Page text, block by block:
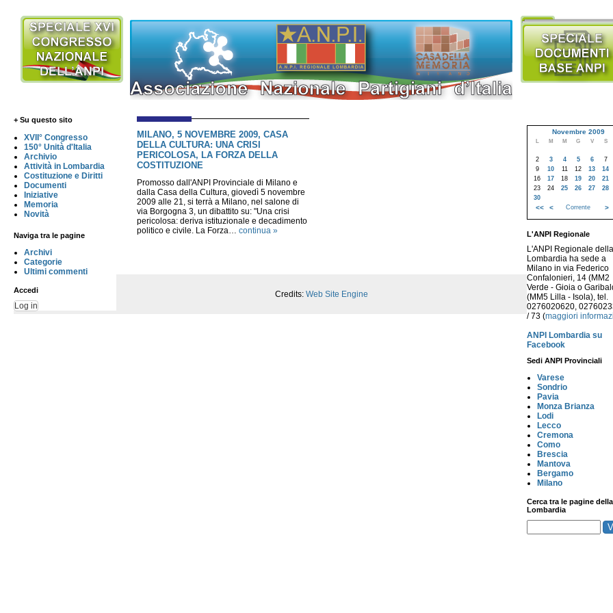
+ Su questo sito
XVII° Congresso
150° Unità d'Italia
Archivio
Attività in Lombardia
Costituzione e Diritti
Documenti
Iniziative
Memoria
Novità
Naviga tra le pagine
Archivi
Categorie
Ultimi commenti
Accedi
Log in
MILANO, 5 NOVEMBRE 2009, CASA
DELLA CULTURA: UNA CRISI
PERICOLOSA, LA FORZA DELLA
COSTITUZIONE
Promosso dall'ANPI Provinciale di Milano e
dalla Casa della Cultura, giovedì 5 novembre
2009 alle 21, si terrà a Milano, nel salone di
via Borgogna 3, un dibattito su: "Una crisi
pericolosa: deriva istituzionale e decadimento
politico e civile. La Forza… continua »
Novembre 2009
L M M G V S
2
3 4 5 6 7
9
10 11 12 13 14
16
17 18 19 20 21
23
24 25 26 27 28
30
<< < Corrente >
L'ANPI Regionale
L'ANPI Regionale della
Lombardia ha sede a
Milano in via Federico
Confalonieri, 14 (MM2
Verde - Gioia o
(MM5 Lilla - Isola), tel.
0276020620,
/ 73 (maggiori
ANPI Lombardia su
Facebook
Sedi ANPI Provinciali
Varese
Sondrio
Pavia
Monza Brianza
Lodi
Lecco
Cremona
Como
Brescia
Mantova
Bergamo
Milano
Cerca tra le pagine della
Lombardia
Credits: Web Site Engine